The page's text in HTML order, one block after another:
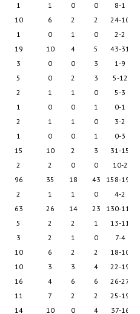
1 1 0 0
8-1
10 6 2 2
24-10
1 0 1 0
2-2
19 10 4 5
43-31
3 0 0 3
1-9
5 0 2 3
5-12
2 1 1 0
5-3
1 0 0 1
0-1
2 1 1 0
3-2
1 0 0 1
0-3
15 10 2 3
31-15
2 2 0 0
10-2
96 35 18 43
158-198
2 1 1 0
4-2
63 26 14 23
130-115
5 2 2 1
13-11
3 2 1 0
7-4
10 6 2 2
18-10
10 3 3 4
22-19
16 4 6 6
26-27
11 7 2 2
25-19
14 10 0 4
37-16